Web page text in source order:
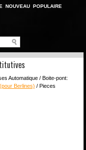
NOUVEAU POPULAIRE
Automatique / Boite-pont:
Berlines) / Pieces